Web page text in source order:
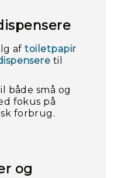
aftoiletpapir
til
både små og
fokus på
forbrug.
og